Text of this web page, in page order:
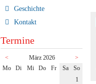
Geschichte
Kontakt
Termine
< März 2026
>
Montag
Dienstag
Mittwoch
Donnerstag
Freitag
Samstag
Sonntag
1